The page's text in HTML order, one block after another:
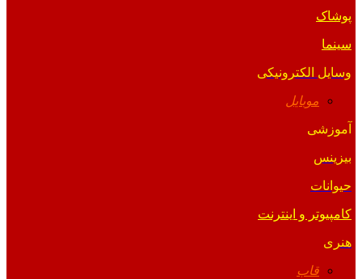
پوشاک
سینما
وسایل الکترونیکی
موبایل
آموزشی
بیزینس
حیوانات
کامپیوتر و اینترنت
هنری
قاب